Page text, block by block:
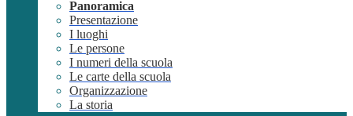
Panoramica
Presentazione
I luoghi
Le persone
I numeri della scuola
Le carte della scuola
Organizzazione
La storia